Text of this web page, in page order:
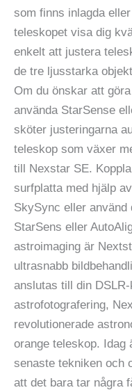
som finns inlagda
teleskopet visa dig
enkelt att justera
de tre ljusstarka
Om du önskar att
använda StarSense
sköter justeringarna
teleskop som växer
till Nexstar SE.
surfplatta med hjälp
SkySync eller
StarSens eller
astroimaging är
ultrasnabb
anslutas till din
astrofotografering,
revolutionerade
orange teleskop. Idag
senaste tekniken och
att det bara tar några